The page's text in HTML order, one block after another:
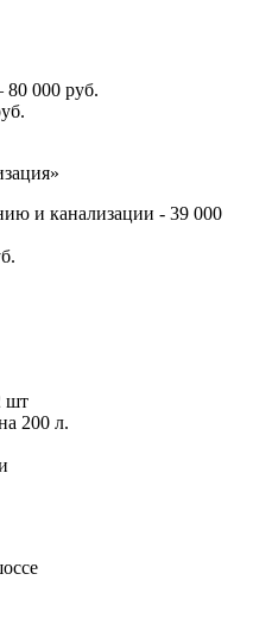
80 000 руб.
и канализации - 39 000
шт
200 л.